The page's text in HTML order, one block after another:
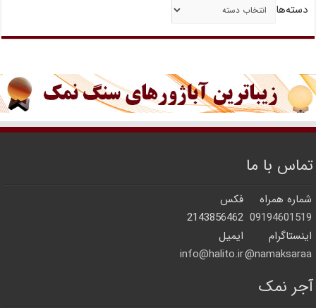
دسته‌ها
تماس با ما
شماره همراه
فکس
09194601519
2143856462
اینستاگرام
ایمیل
namaksaraa@
info@halito.ir
آجر نمک